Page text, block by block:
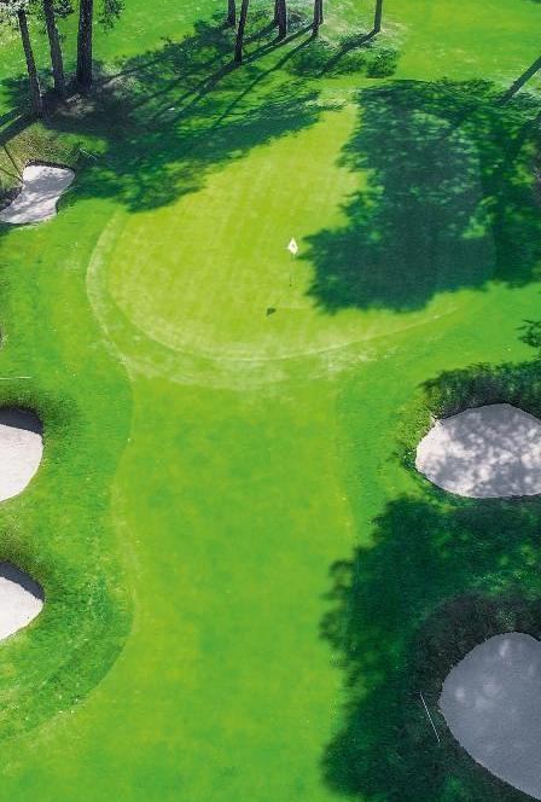
Länge: 5732 m
Saisondauer: von Februar bis Dezember
Ruhetag: Dienstag (von Oktober bis April).